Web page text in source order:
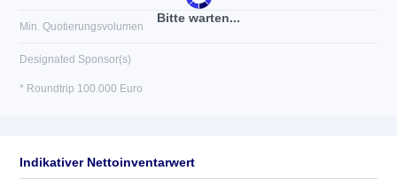
Bitte warten...
Min. Quotierungsvolumen
Designated Sponsor(s)
* Roundtrip 100.000 Euro
Indikativer Nettoinventarwert